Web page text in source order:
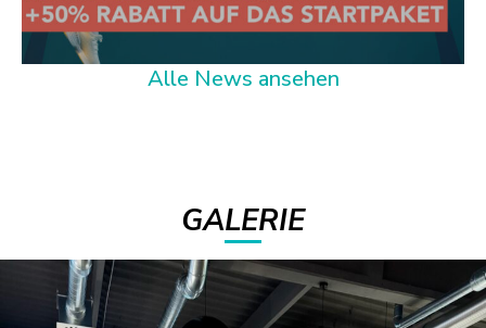
Alle News ansehen
GALERIE